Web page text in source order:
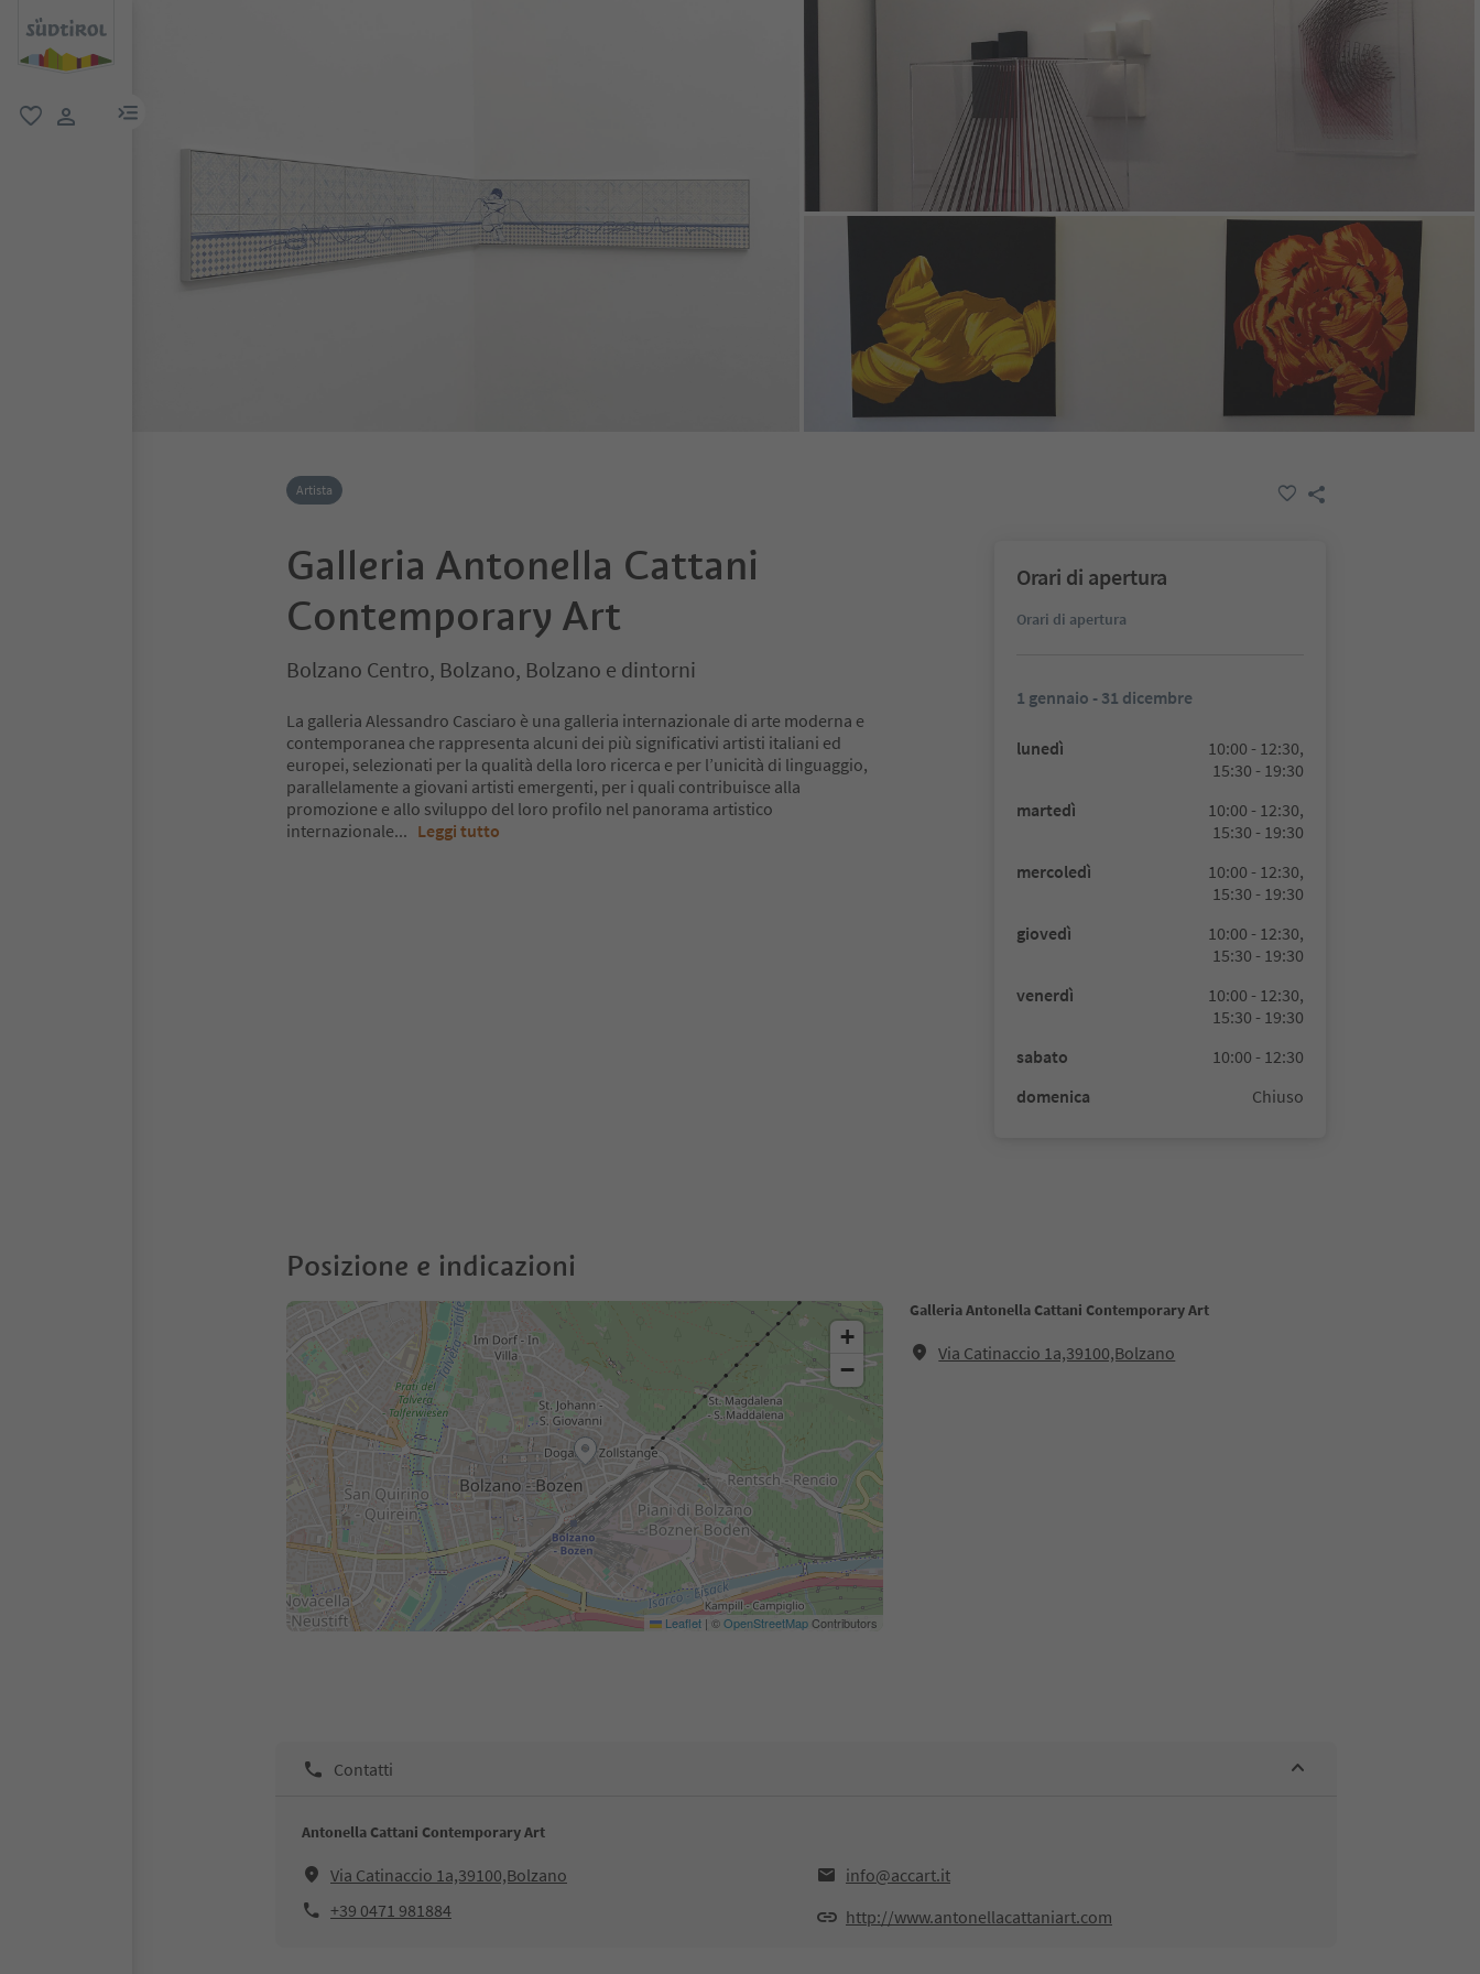
menu link
Artista
Galleria Antonella Cattani
Contemporary Art
Bolzano Centro, Bolzano, Bolzano e dintorni
La galleria Alessandro Casciaro è una galleria internazionale di arte moderna e
contemporanea che rappresenta alcuni dei più significativi artisti italiani ed
europei, selezionati per la qualità della loro ricerca e per l’unicità di linguaggio,
parallelamente a giovani artisti emergenti, per i quali contribuisce alla
promozione e allo sviluppo del loro profilo nel panorama artistico
internazionale... Leggi tutto
Orari di apertura
Orari di apertura
1 gennaio - 31 dicembre
lunedì
10:00 - 12:30,
15:30 - 19:30
martedì
10:00 - 12:30,
15:30 - 19:30
mercoledì
10:00 - 12:30,
15:30 - 19:30
giovedì
10:00 - 12:30,
15:30 - 19:30
venerdì
10:00 - 12:30,
15:30 - 19:30
sabato
10:00 - 12:30
domenica
Chiuso
Posizione e indicazioni
Galleria Antonella Cattani Contemporary Art
Via Catinaccio 1a,39100,Bolzano
+
−
Leaflet | ©OpenStreetMapContributors
Contatti
Antonella Cattani Contemporary Art
Via Catinaccio 1a,39100,Bolzano
info@accart.it
+39 0471 981884
http://www.antonellacattaniart.com